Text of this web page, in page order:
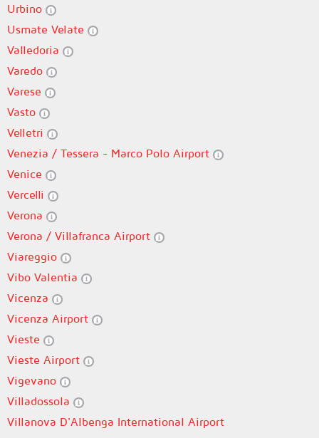
Urbino
Usmate Velate
Valledoria
Varedo
Varese
Vasto
Velletri
Venezia / Tessera - Marco Polo Airport
Venice
Vercelli
Verona
Verona / Villafranca Airport
Viareggio
Vibo Valentia
Vicenza
Vicenza Airport
Vieste
Vieste Airport
Vigevano
Villadossola
Villanova D'Albenga International Airport